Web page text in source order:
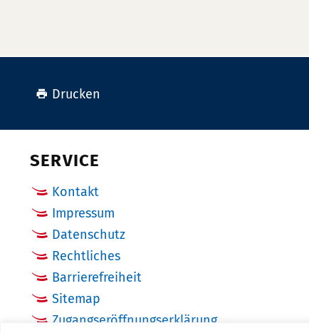
Drucken
SERVICE
Kontakt
Impressum
Datenschutz
Rechtliches
Barrierefreiheit
Sitemap
Zugangseröffnungserklärung